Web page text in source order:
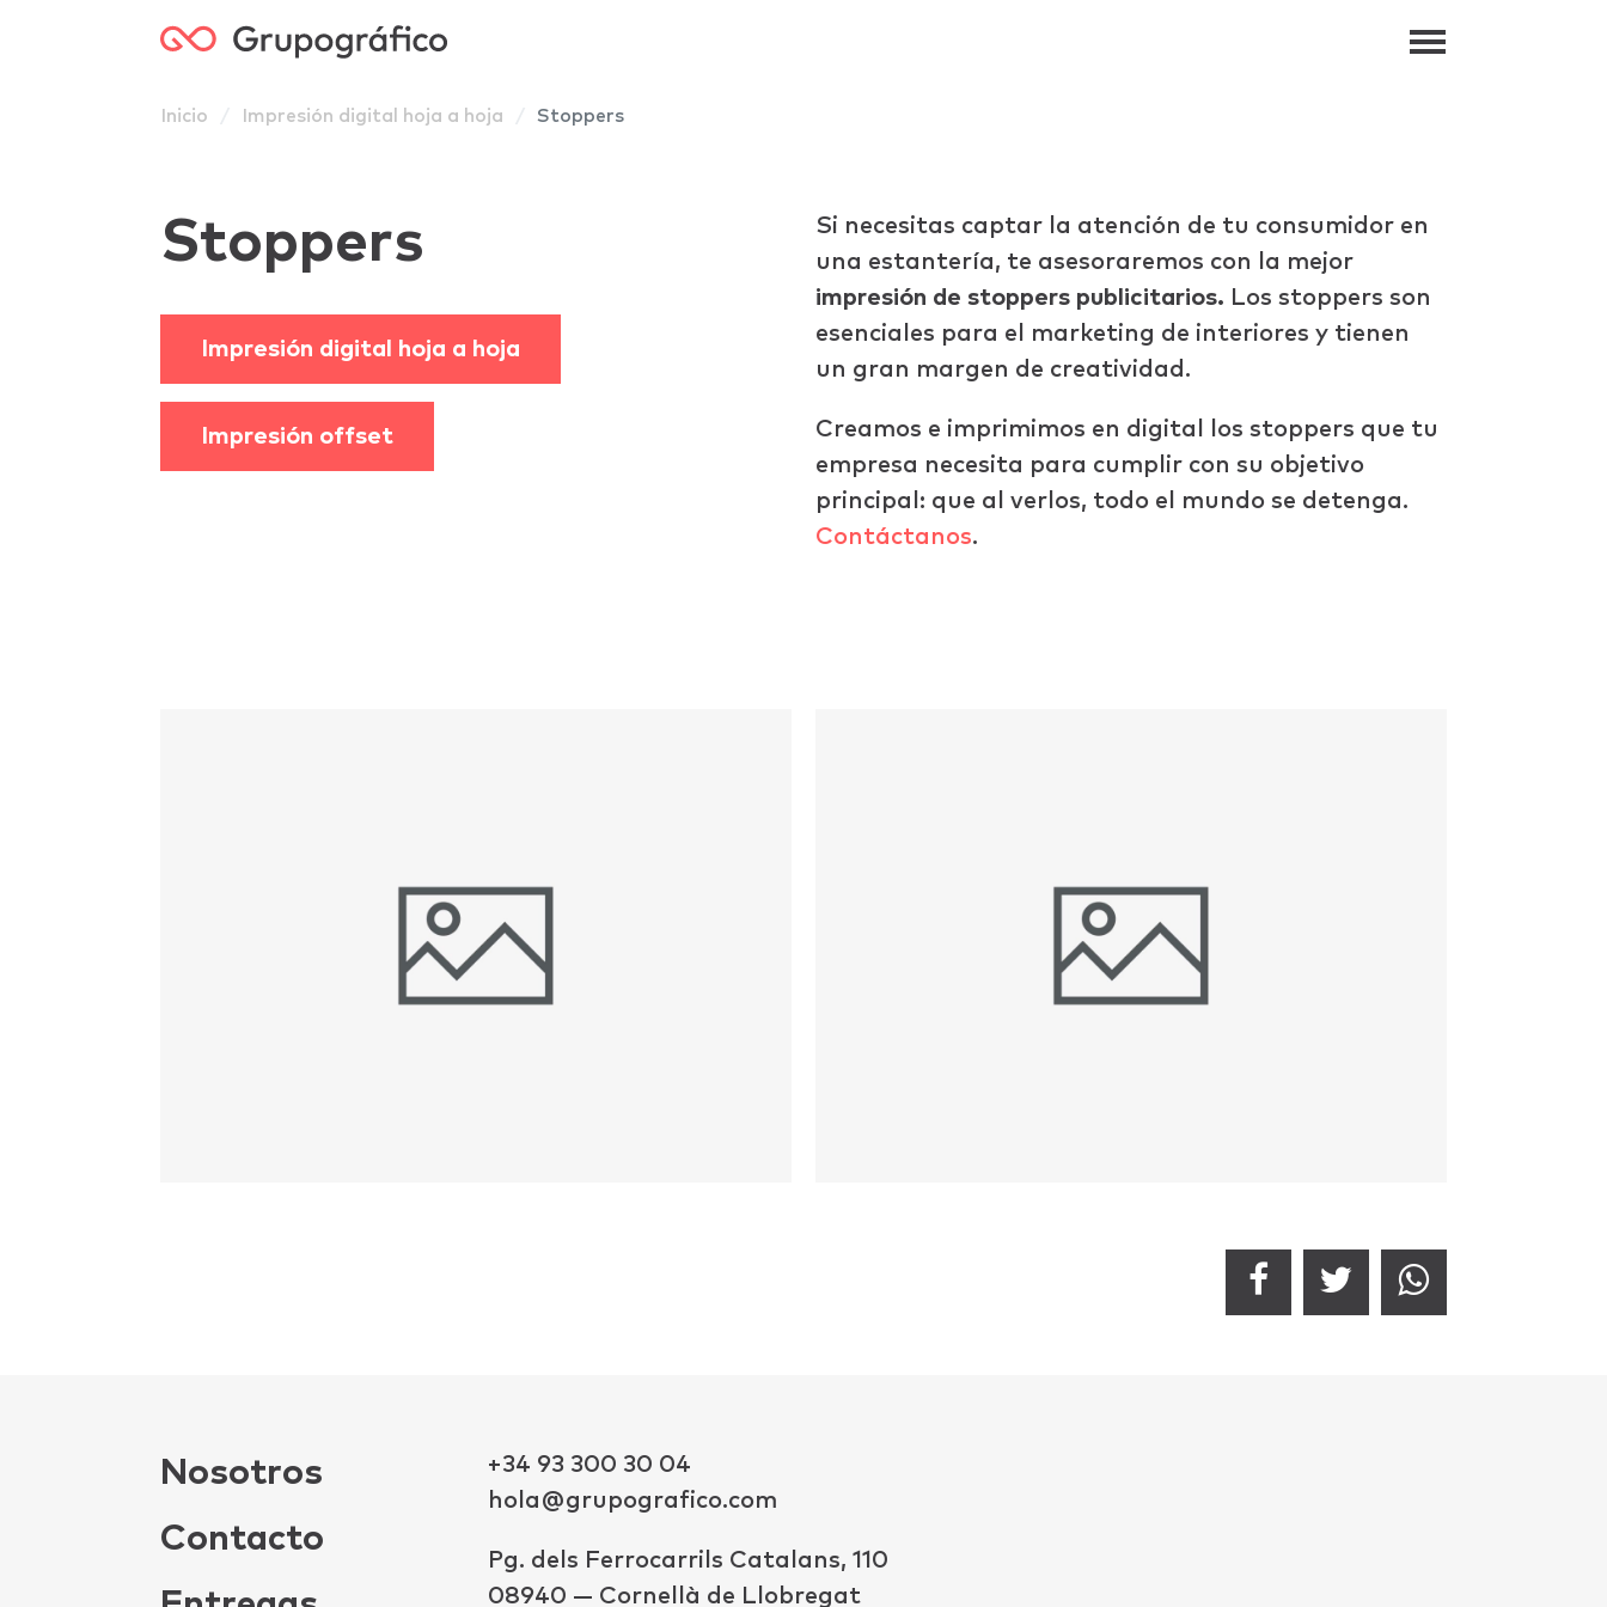
Inicio Impresión digital hoja a hoja Stoppers
Stoppers
Impresión digital hoja a hoja
Impresión offset
Si necesitas captar la atención de tu consumidor en
una estantería, te asesoraremos con la mejor
impresión de stoppers publicitarios. Los stoppers son
esenciales para el marketing de interiores y tienen
un gran margen de creatividad.
Creamos e imprimimos en digital los stoppers que tu
empresa necesita para cumplir con su objetivo
principal: que al verlos, todo el mundo se detenga.
Contáctanos.
Nosotros
Contacto
+34 93 300 30 04
hola@grupografico.com
Pg. dels Ferrocarrils Catalans, 110
08940 — Cornellà de Llobregat